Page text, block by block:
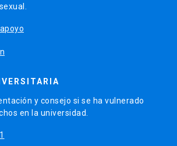
y consejo si se ha vulnerado
en la universidad.